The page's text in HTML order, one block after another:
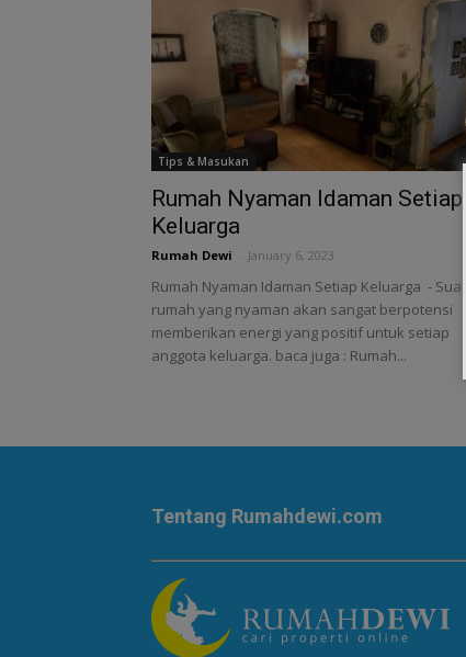
Tips & Masukan
Rumah Nyaman Idaman Setiap
Keluarga
Rumah Dewi January 6, 2023
Rumah Nyaman Idaman Setiap Keluarga - Suatu
rumah yang nyaman akan sangat berpotensi
memberikan energi yang positif untuk setiap
anggota keluarga. baca juga : Rumah...
Tentang Rumahdewi.com